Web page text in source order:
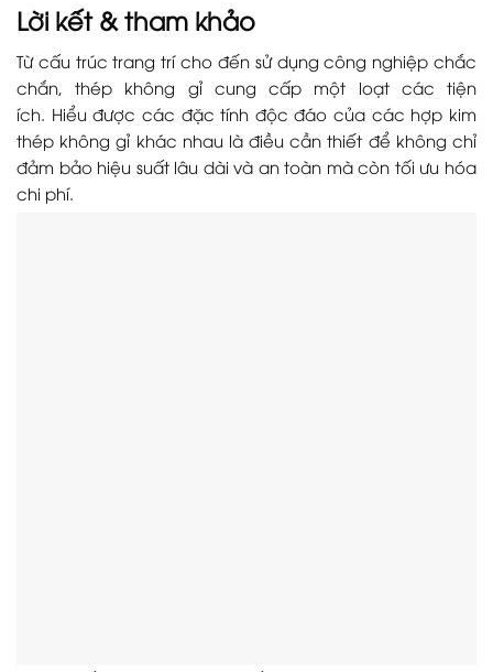
Lời kết & tham khảo
Từ cấu trúc trang trí cho đến sử dụng công nghiệp chắc
chắn, thép không gỉ cung cấp một loạt các tiện
ích. Hiểu được các đặc tính độc đáo của các hợp kim
thép không gỉ khác nhau là điều cần thiết để không chỉ
đảm bảo hiệu suất lâu dài và an toàn mà còn tối ưu hóa
chi phí.